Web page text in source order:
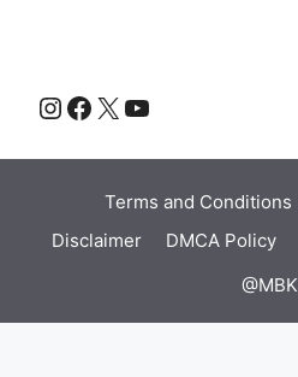
Instagram
Facebook
X YouTube
Terms and Conditions
Disclaimer
DMCA Policy
@MBK